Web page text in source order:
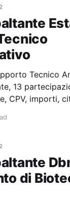
Tecnico
13
CPV, importi,
di